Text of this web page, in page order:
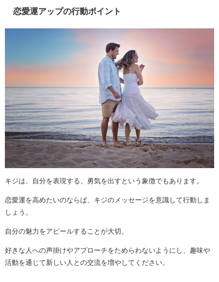
恋愛運アップの行動ポイント
キジは、自分を表現する、勇気を出すという象徴でもあります。
恋愛運を高めたいのならば、キジのメッセージを意識して行動しま
しょう。
自分の魅力をアピールすることが大切。
好きな人への声掛けやアプローチをためらわないようにし、趣味や
活動を通じて新しい人との交流を増やしてください。